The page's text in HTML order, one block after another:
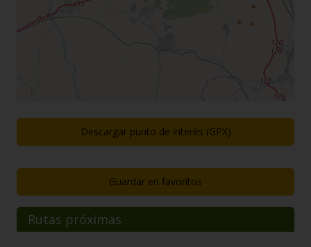
Descargar punto de interés (GPX)
Guardar en favoritos
Rutas próximas